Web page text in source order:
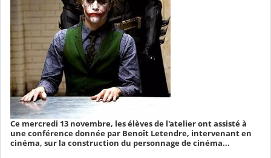
Ce mercredi 13 novembre, les élèves de l'atelier ont assisté à
une conférence donnée par Benoît Letendre, intervenant en
cinéma, sur la construction du personnage de cinéma...